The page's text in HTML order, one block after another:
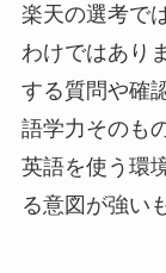
楽天の選考で
わけではあり
する質問や確
語学力そのも
英語を使う環
る意図が強い